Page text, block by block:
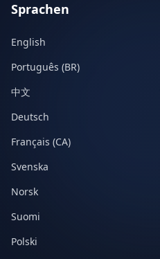
Sprachen
English
Português (BR)
中文
Deutsch
Français (CA)
Svenska
Norsk
Suomi
Polski